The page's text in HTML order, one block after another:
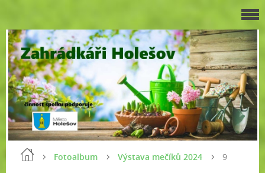
Fotoalbum Výstava mečíků 2024 9